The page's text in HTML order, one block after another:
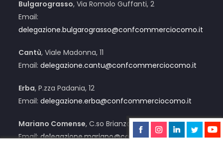
Bulgarograsso, Via Romolo Guffanti, 2
Email:
delegazione.bulgarograsso@confcommerciocomo.it
Cantù, Viale Madonna, 11
Email:delegazione.cantu@confcommerciocomo.it
Erba, P.zza Padania, 12
Email:delegazione.erba@confcommerciocomo.it
Mariano Comense, C.so Brianza, 12/C
Email:delegazione.mariano@confcommerciocomo.it